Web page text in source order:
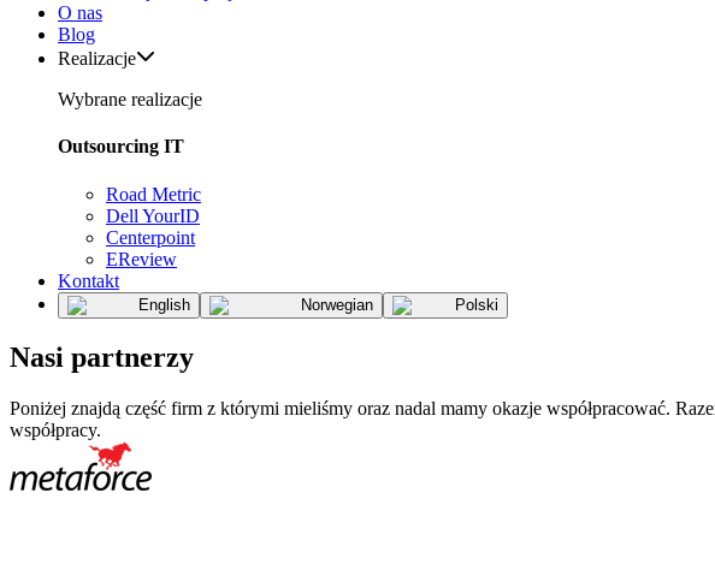
O nas
Blog
Realizacje
Wybrane realizacje
Outsourcing IT
Road Metric
Dell YourID
Centerpoint
EReview
Kontakt
English Norwegian Polski
Nasi partnerzy
Poniżej znajdą część firm z którymi mieliśmy oraz nadal mamy okazje współpracować.
współpracy.